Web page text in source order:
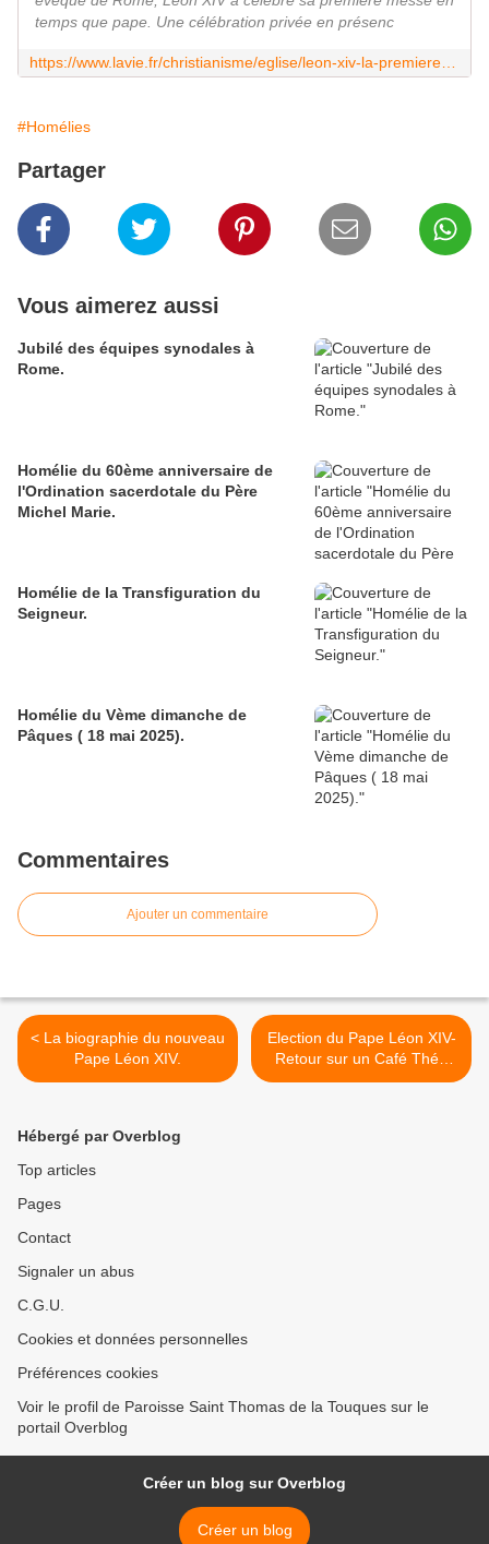
temps que pape. Une célébration privée en présenc
#Homélies
Partager
Vous aimerez aussi
Jubilé des équipes synodales à
Rome.
Homélie du 60ème anniversaire de
l'Ordination sacerdotale du Père
Michel Marie.
Homélie de la Transfiguration du
Seigneur.
Homélie du Vème dimanche de
Pâques ( 18 mai 2025).
Commentaires
Ajouter un commentaire
< La biographie du nouveau
Pape Léon XIV.
Election du Pape Léon XIV-
Retour sur un Café Théo
consacré à Saint Augustin.
Hébergé par Overblog
Top articles
Pages
Contact
Signaler un abus
C.G.U.
Cookies et données personnelles
Préférences cookies
Voir le profil de Paroisse Saint Thomas de la Touques sur le
portail Overblog
Créer un blog sur Overblog
Créer un blog